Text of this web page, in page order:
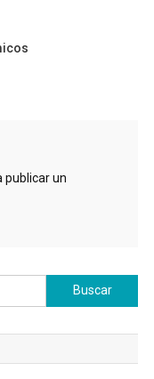
publicar un
Buscar: